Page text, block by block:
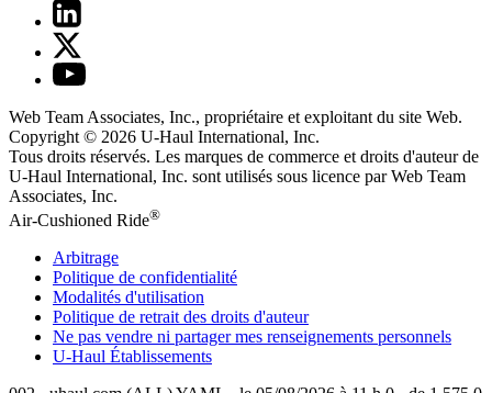
Web Team Associates, Inc., propriétaire et exploitant du site Web.
Copyright © 2026 U-Haul International, Inc.
Tous droits réservés. Les marques de commerce et droits d'auteur de
U-Haul International, Inc. sont utilisés sous licence par Web Team
Associates, Inc.
Air-Cushioned Ride®
Arbitrage
Politique de confidentialité
Modalités d'utilisation
Politique de retrait des droits d'auteur
Ne pas vendre ni partager mes renseignements personnels
U-Haul Établissements